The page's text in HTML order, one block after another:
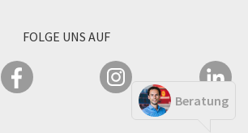
Beratung
FOLGE UNS AUF